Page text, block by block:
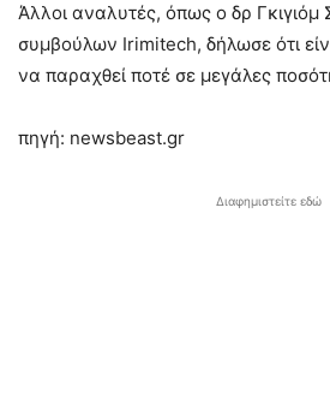
Άλλοι αναλυτές, όπως ο δρ Γκιγιόμ
συμβούλων Irimitech, δήλωσε ότι
να παραχθεί ποτέ σε μεγάλες
πηγή: newsbeast.gr
Διαφημιστείτε εδώ